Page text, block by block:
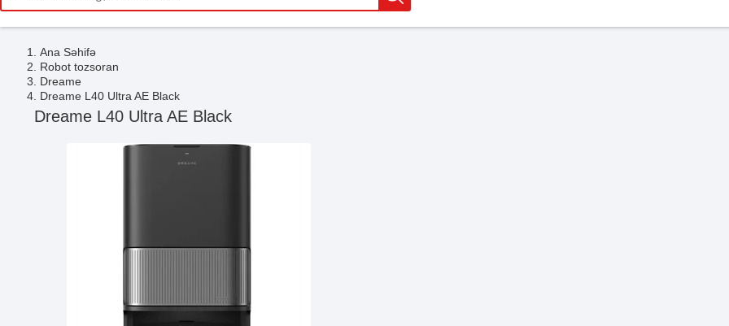
Ana Səhifə
Robot tozsoran
Dreame
Dreame L40 Ultra AE Black
Dreame L40 Ultra AE Black